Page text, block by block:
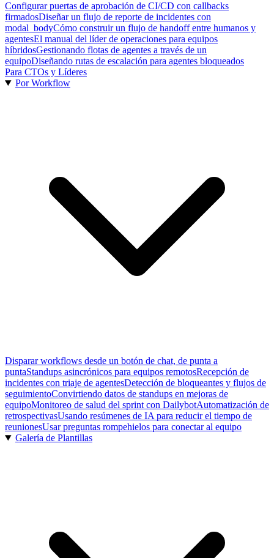
Configurar puertas de aprobación de CI/CD con callbacks
firmadosDiseñar un flujo de reporte de incidentes con
modal_bodyCómo construir un flujo de handoff entre humanos y
agentesEl manual del líder de operaciones para equipos
híbridosGestionando flotas de agentes a través de un
equipoDiseñando rutas de escalación para agentes bloqueados
Para CTOs y Líderes
Por Workflow
Disparar workflows desde un botón de chat, de punta a
puntaStandups asincrónicos para equipos remotosRecepción de
incidentes con triaje de agentesDetección de bloqueantes y flujos de
seguimientoConvirtiendo datos de standups en mejoras de
equipoMonitoreo de salud del sprint con DailybotAutomatización de
retrospectivasUsando resúmenes de IA para reducir el tiempo de
reunionesUsar preguntas rompehielos para conectar al equipo
Galería de Plantillas